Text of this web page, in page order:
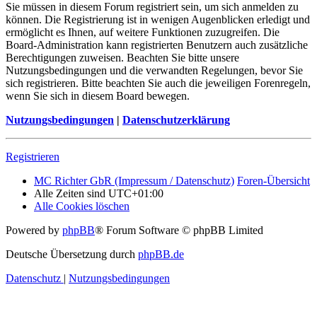
Sie müssen in diesem Forum registriert sein, um sich anmelden zu
können. Die Registrierung ist in wenigen Augenblicken erledigt und
ermöglicht es Ihnen, auf weitere Funktionen zuzugreifen. Die
Board-Administration kann registrierten Benutzern auch zusätzliche
Berechtigungen zuweisen. Beachten Sie bitte unsere
Nutzungsbedingungen und die verwandten Regelungen, bevor Sie
sich registrieren. Bitte beachten Sie auch die jeweiligen Forenregeln,
wenn Sie sich in diesem Board bewegen.
Nutzungsbedingungen | Datenschutzerklärung
Registrieren
MC Richter GbR (Impressum / Datenschutz) Foren-Übersicht
Alle Zeiten sind UTC+01:00
Alle Cookies löschen
Powered by phpBB® Forum Software © phpBB Limited
Deutsche Übersetzung durch phpBB.de
Datenschutz | Nutzungsbedingungen